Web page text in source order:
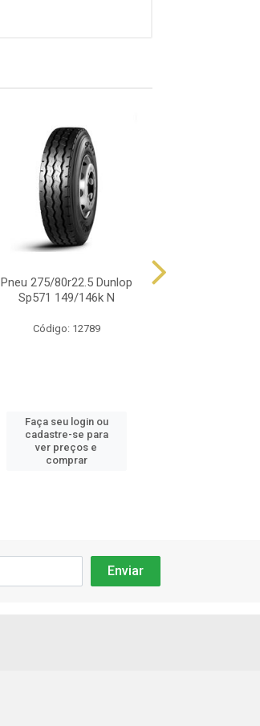
Pneu 275/80r22.5 Dunlop
Sp571 149/146k N
Código: 12789
Faça seu login ou
cadastre-se para
ver preços e
comprar